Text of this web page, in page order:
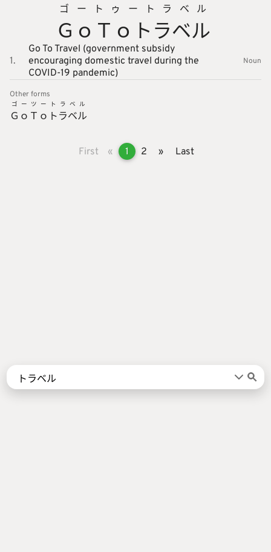
言葉 漢字
ＧｏＴｏトラベル
ゴートゥートラベル
1.
Go To Travel (government subsidy
encouraging domestic travel during the
COVID-19 pandemic)
Noun
Other forms
ＧｏＴｏトラベル
ゴーツートラベル
First « 1 2 » Last